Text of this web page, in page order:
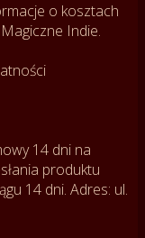
o kosztach
Indie.
14 dni na
produktu
14 dni. Adres: ul.